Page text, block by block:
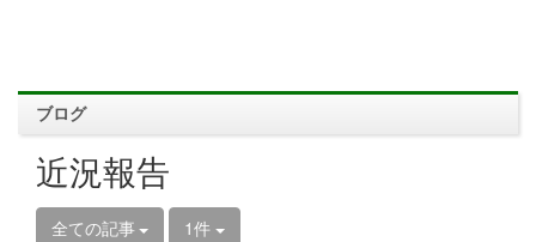
ブログ
近況報告
全ての記事 1件